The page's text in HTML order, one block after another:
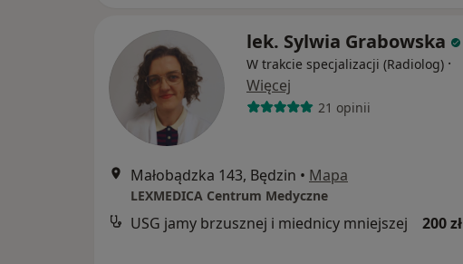
lek. Sylwia Grabowska
W trakcie specjalizacji (Radiolog) ·
Więcej
21 opinii
Małobądzka 143, Będzin • Mapa
LEXMEDICA Centrum Medyczne
USG jamy brzusznej i miednicy mniejszej 200 zł